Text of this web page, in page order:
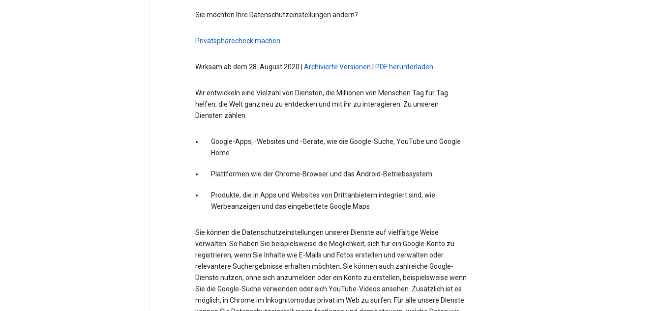
Sie möchten Ihre Datenschutzeinstellungen ändern?
Privatsphärecheck machen
Wirksam ab dem 28. August 2020 | Archivierte Versionen PDF herunterladen
Wir entwickeln eine Vielzahl von Diensten, die Millionen von Menschen Tag für Tag
helfen, die Welt ganz neu zu entdecken und mit ihr zu interagieren. Zu unseren
Diensten zählen:
Google-Apps, -Websites und -Geräte, wie die Google-Suche, YouTube und Google
Home
Plattformen wie der Chrome-Browser und das Android-Betriebssystem
Produkte, die in Apps und Websites von Drittanbietern integriert sind, wie
Werbeanzeigen und das eingebettete Google Maps
Sie können die Datenschutzeinstellungen unserer Dienste auf vielfältige Weise
verwalten. So haben Sie beispielsweise die Möglichkeit, sich für ein Google-Konto zu
registrieren, wenn Sie Inhalte wie E-Mails und Fotos erstellen und verwalten oder
relevantere Suchergebnisse erhalten möchten. Sie können auch zahlreiche Google-
Dienste nutzen, ohne sich anzumelden oder ein Konto zu erstellen, beispielsweise wenn
Sie die Google-Suche verwenden oder sich YouTube-Videos ansehen. Zusätzlich ist es
möglich, in Chrome im Inkognitomodus privat im Web zu surfen. Für alle unsere Dienste